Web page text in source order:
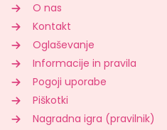
O nas
Kontakt
Oglaševanje
Informacije in pravila
Pogoji uporabe
Piškotki
Nagradna igra (pravilnik)